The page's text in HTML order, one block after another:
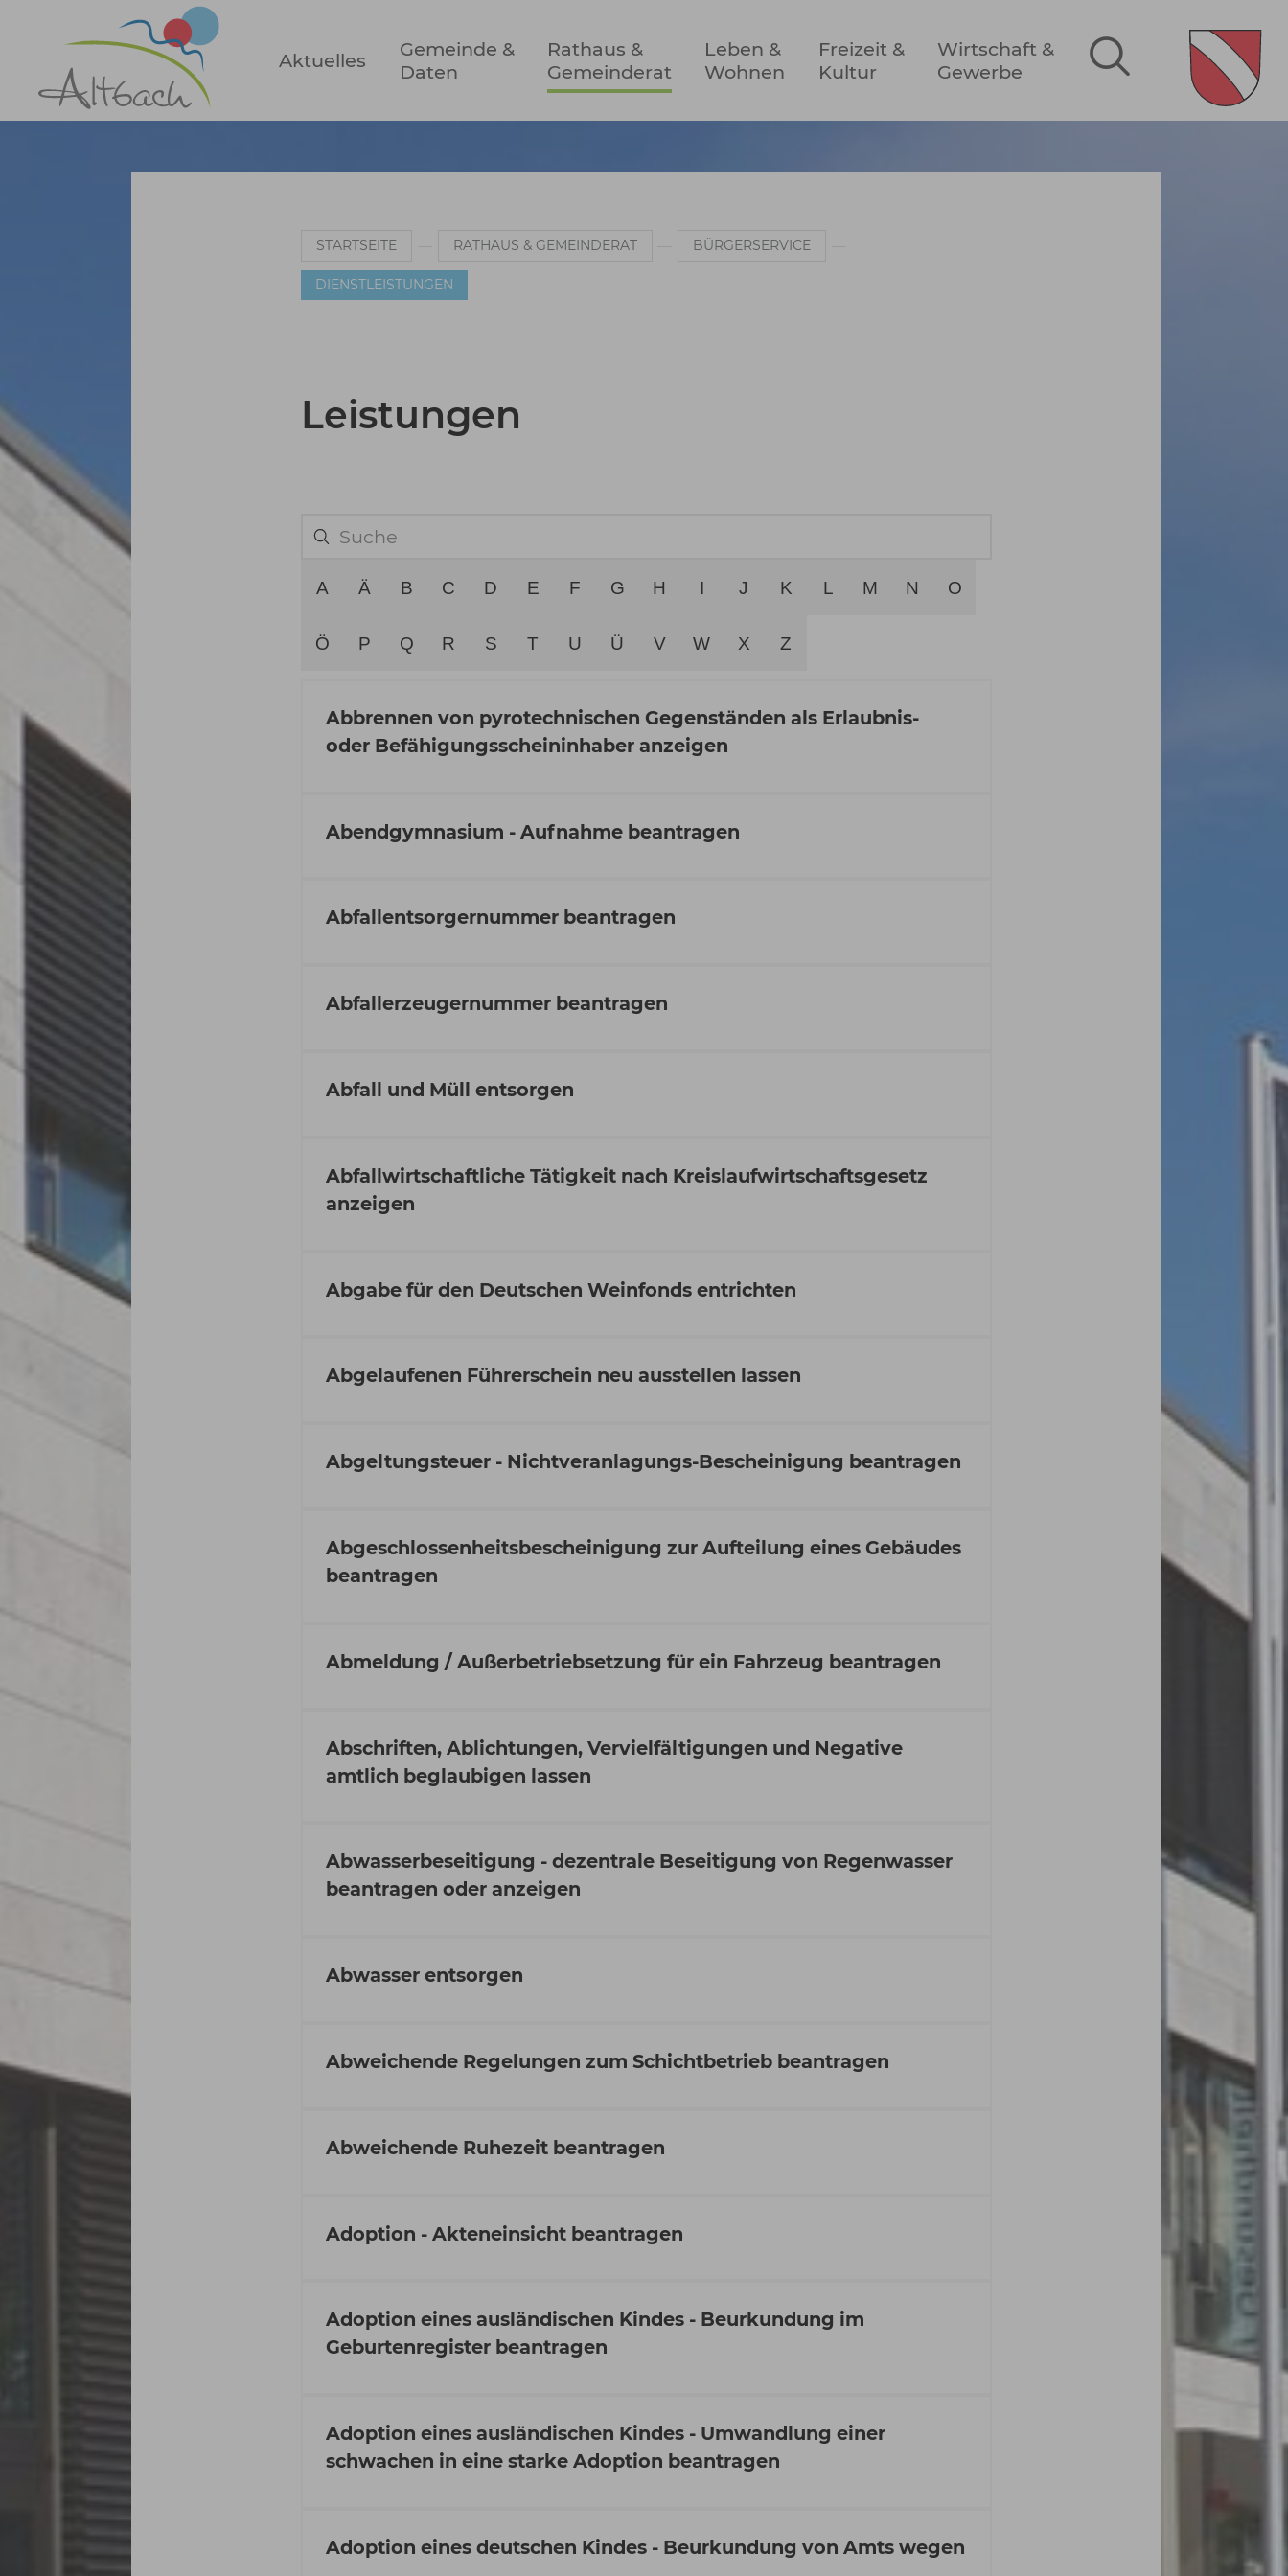
Zum Hauptinhalt springen
Aktuelles
Gemeinde &
Daten
Rathaus &
Gemeinderat
Leben &
Wohnen
Freizeit &
Kultur
Wirtschaft &
Gewerbe
STARTSEITE RATHAUS & GEMEINDERAT BÜRGERSERVICE
DIENSTLEISTUNGEN
Leistungen
A Ä B C D E F G H I J K L M N O
Ö P Q R S T U Ü V W X Z
Abbrennen von pyrotechnischen Gegenständen als Erlaubnis-
oder Befähigungsscheininhaber anzeigen
Abendgymnasium - Aufnahme beantragen
Abfallentsorgernummer beantragen
Abfallerzeugernummer beantragen
Abfall und Müll entsorgen
Abfallwirtschaftliche Tätigkeit nach Kreislaufwirtschaftsgesetz
anzeigen
Abgabe für den Deutschen Weinfonds entrichten
Abgelaufenen Führerschein neu ausstellen lassen
Abgeltungsteuer - Nichtveranlagungs-Bescheinigung beantragen
Abgeschlossenheitsbescheinigung zur Aufteilung eines Gebäudes
beantragen
Abmeldung / Außerbetriebsetzung für ein Fahrzeug beantragen
Abschriften, Ablichtungen, Vervielfältigungen und Negative
amtlich beglaubigen lassen
Abwasserbeseitigung - dezentrale Beseitigung von Regenwasser
beantragen oder anzeigen
Abwasser entsorgen
Abweichende Regelungen zum Schichtbetrieb beantragen
Abweichende Ruhezeit beantragen
Adoption - Akteneinsicht beantragen
Adoption eines ausländischen Kindes - Beurkundung im
Geburtenregister beantragen
Adoption eines ausländischen Kindes - Umwandlung einer
schwachen in eine starke Adoption beantragen
Adoption eines deutschen Kindes - Beurkundung von Amts wegen